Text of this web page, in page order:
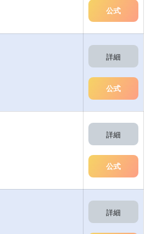
公式
詳細
公式
詳細
公式
詳細